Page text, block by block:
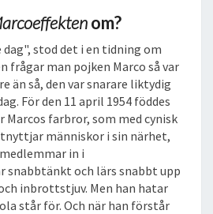
om?
stod det i en tidning om
frågar man pojken Marco så var
än så, den var snarare liktydig
För den 11 april 1954 föddes
Marcos farbror, som med cynisk
människor i sin närhet,
in i
snabbtänkt och lärs snabbt upp
inbrottstjuv. Men han hatar
står för. Och när han förstår